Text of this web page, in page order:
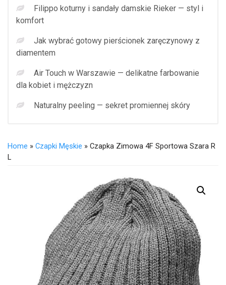
Filippo koturny i sandały damskie Rieker — styl i
komfort
Jak wybrać gotowy pierścionek zaręczynowy z
diamentem
Air Touch w Warszawie — delikatne farbowanie
dla kobiet i mężczyzn
Naturalny peeling — sekret promiennej skóry
Home » Czapki Męskie » Czapka Zimowa 4F Sportowa Szara R
L